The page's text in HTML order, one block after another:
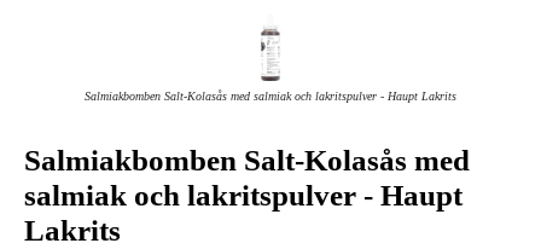
Salmiakbomben Salt-Kolasås med salmiak och lakritspulver - Haupt Lakrits
Salmiakbomben Salt-Kolasås med
salmiak och lakritspulver - Haupt
Lakrits